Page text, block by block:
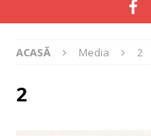
ACASĂ Media 2
2